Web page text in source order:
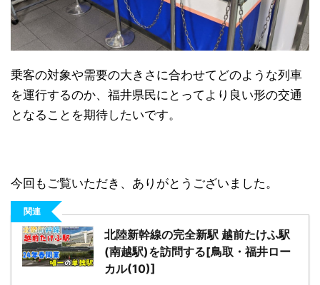
乗客の対象や需要の大きさに合わせてどのような列車
を運行するのか、福井県民にとってより良い形の交通
となることを期待したいです。
今回もご覧いただき、ありがとうございました。
関連
北陸新幹線の完全新駅 越前たけふ駅
(南越駅)を訪問する[鳥取・福井ロー
カル(10)]